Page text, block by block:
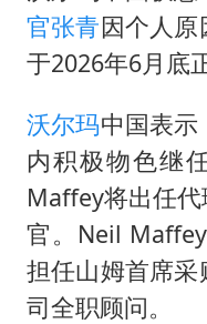
官张青因个人
于2026年6月底
沃尔玛中国表示
内积极物色继
Maffey将出任代
官。Neil
担任山姆首席
司全职顾问。